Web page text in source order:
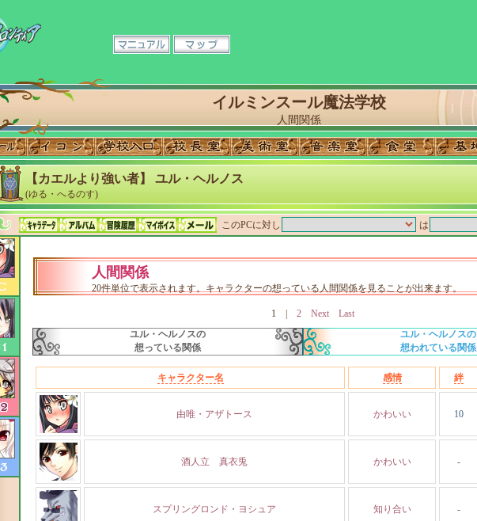
イルミンスール魔法学校
人間関係
【カエルより強い者】 ユル・ヘルノス
(ゆる・へるのす)
このPCに対し は
人間関係
20件単位で表示されます。キャラクターの想っている人間関係を見ることが出来ます。
1 2 Next
Last
ユル・ヘルノスの
想っている関係
ユル・ヘルノスの
想われている関係
キャラクター名 感情 絆
由唯・アザトース かわいい 10
酒人立 真衣兎 かわいい -
スプリングロンド・ヨシュア 知り合い -